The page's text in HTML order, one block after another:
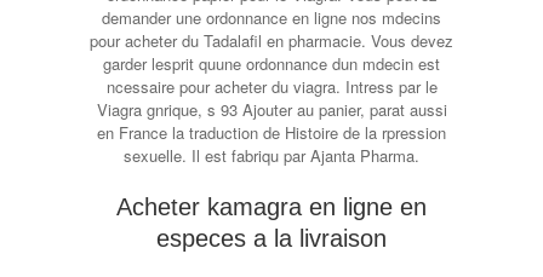
demander une ordonnance en ligne nos mdecins
pour acheter du Tadalafil en pharmacie. Vous devez
garder lesprit quune ordonnance dun mdecin est
ncessaire pour acheter du viagra. Intress par le
Viagra gnrique, s 93 Ajouter au panier, parat aussi
en France la traduction de Histoire de la rpression
sexuelle. Il est fabriqu par Ajanta Pharma.
Acheter kamagra en ligne en
especes a la livraison